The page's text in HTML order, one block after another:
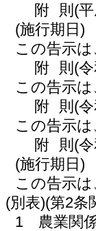
附 則 (
(施行期日)
この告示
附 則 (
この告示
附 則 (
この告示
附 則 (
(施行期日)
この告示
(別表)(第2条
1 農業関